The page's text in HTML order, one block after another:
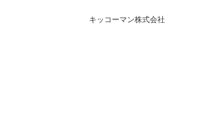
キッコーマン株式会社